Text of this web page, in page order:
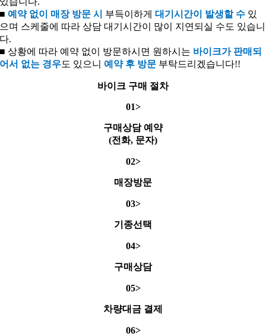
■ 예약 없이 매장 방문 시 부득이하게대기시간이 발생할 수 있
으며 스케줄에 따라 상담 대기시간이 많이 지연되실 수도 있습니
다.
■ 상황에 따라 예약 없이 방문하시면 원하시는 바이크가 판매되
어서 없는 경우도 있으니 예약 후 방문 부탁드리겠습니다!!
바이크 구매 절차
01>
구매상담 예약
(전화, 문자)
02>
매장방문
03>
기종선택
04>
구매상담
05>
차량대금 결제
06>